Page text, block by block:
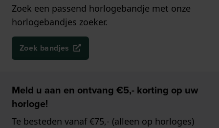
Zoek een passend horlogebandje met onze
horlogebandjes zoeker.
Zoek bandjes
Meld u aan en ontvang €5,- korting op uw
horloge!
Te besteden vanaf €75,- (alleen op horloges)